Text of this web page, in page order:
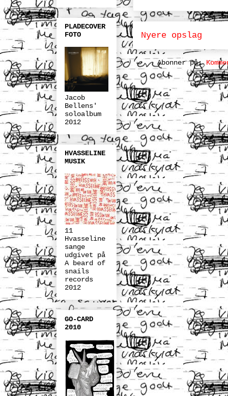
Nyere opslag
Abonner på:
PLADECOVER
FOTO
Jacob
Bellens'
soloalbum
2012
HVASSELINE
MUSIK
11
Hvasseline
sange
udgivet på
A beard of
snails
records
2012
GO-CARD
2010